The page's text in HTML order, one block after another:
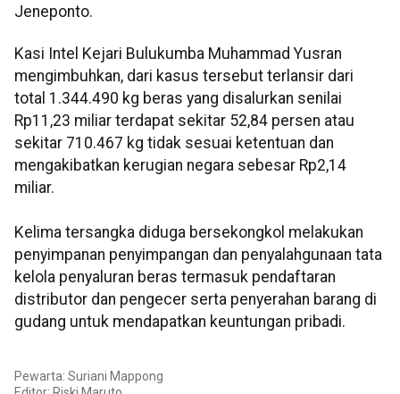
Jeneponto.
Kasi Intel Kejari Bulukumba Muhammad Yusran
mengimbuhkan, dari kasus tersebut terlansir dari
total 1.344.490 kg beras yang disalurkan senilai
Rp11,23 miliar terdapat sekitar 52,84 persen atau
sekitar 710.467 kg tidak sesuai ketentuan dan
mengakibatkan kerugian negara sebesar Rp2,14
miliar.
Kelima tersangka diduga bersekongkol melakukan
penyimpanan penyimpangan dan penyalahgunaan tata
kelola penyaluran beras termasuk pendaftaran
distributor dan pengecer serta penyerahan barang di
gudang untuk mendapatkan keuntungan pribadi.
Pewarta: Suriani Mappong